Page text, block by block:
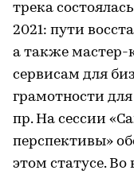
трека
2021: пути
а также
сервисам для
грамотности
пр. На сессии
перспективы»
этом статусе.